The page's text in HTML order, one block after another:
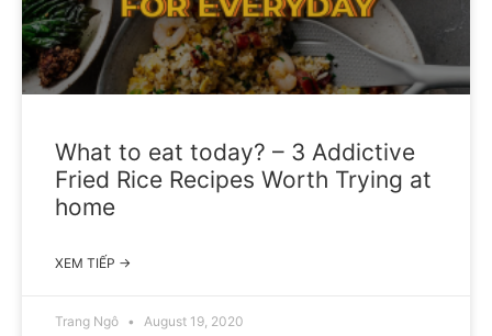
What to eat today? – 3 Addictive
Fried Rice Recipes Worth Trying at
home
XEM TIẾP →
Trang Ngô August 19, 2020